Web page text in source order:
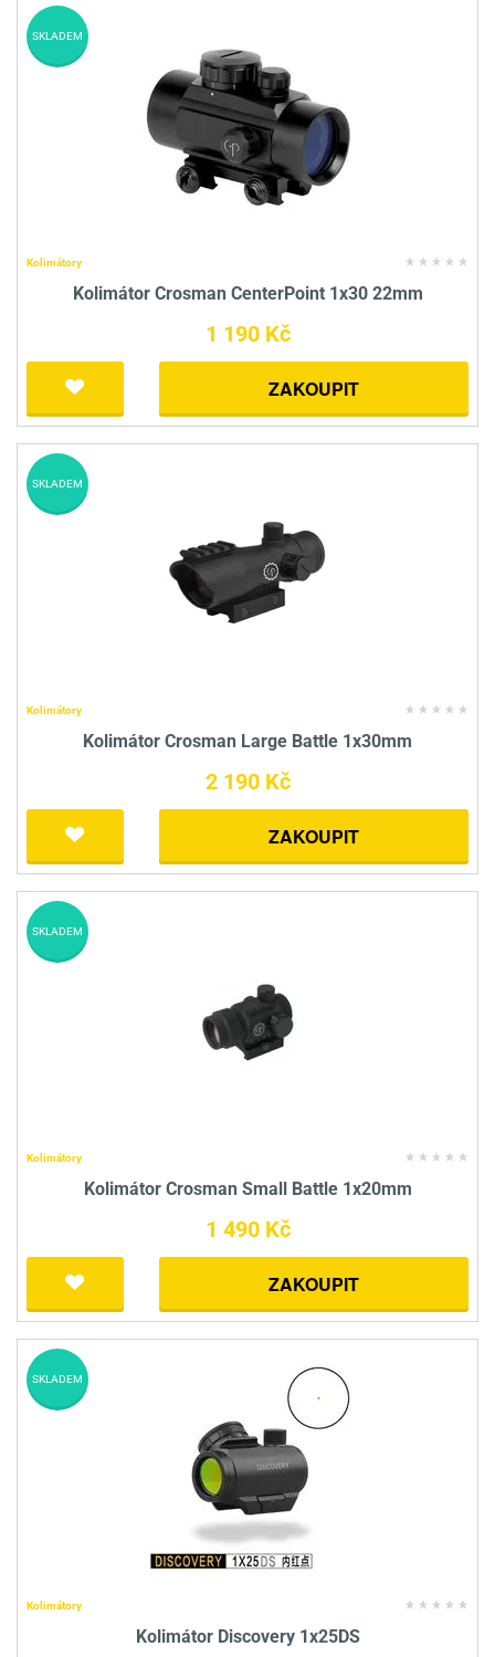
Kolimátory
Kolimátor Crosman CenterPoint 1x30 22mm
1 190 Kč
ZAKOUPIT
SKLADEM
Kolimátory
Kolimátor Crosman Large Battle 1x30mm
2 190 Kč
ZAKOUPIT
SKLADEM
Kolimátory
Kolimátor Crosman Small Battle 1x20mm
1 490 Kč
ZAKOUPIT
SKLADEM
Kolimátory
Kolimátor Discovery 1x25DS
SKLADEM